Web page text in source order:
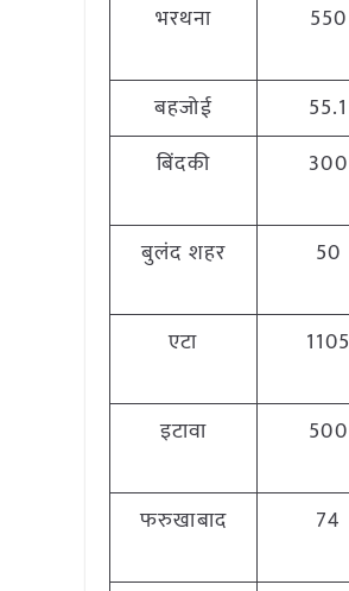
भरथना
550
बहजोई 55.1
बिंदकी
300
बुलंद शहर 50
एटा 1105
इटावा 500
फरुखाबाद 74